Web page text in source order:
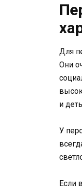
Для
Они
и
У
Если